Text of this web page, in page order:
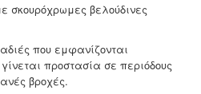
σκουρόχρωμες βελούδινες
που εμφανίζονται
προστασία σε περιόδους
βροχές.